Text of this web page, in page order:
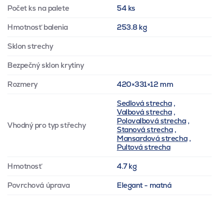
Počet ks na palete 54 ks
Hmotnosť balenia 253.8 kg
Sklon strechy
Bezpečný sklon krytiny
Rozmery 420×331×12 mm
Vhodný pro typ střechy
Sedlová strecha,
Valbová strecha,
Polovalbová strecha,
Stanová strecha,
Mansardová strecha,
Pultová strecha
Hmotnosť 4.7 kg
Povrchová úprava Elegant - matná